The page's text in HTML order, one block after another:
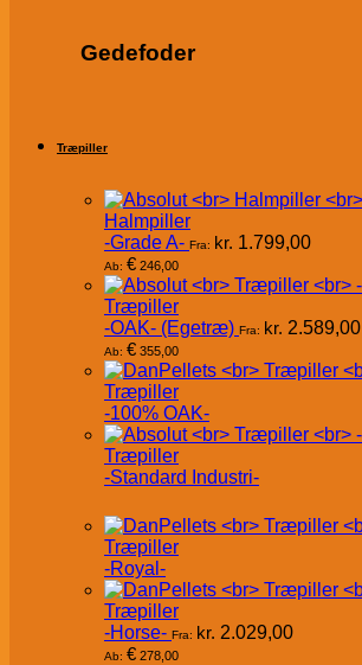
Gedefoder
Træpiller
Halmpiller
-Grade A- Fra: kr. 1.799,00
Ab: € 246,00
Træpiller
-OAK- (Egetræ) Fra: kr. 2.589,00
Ab: € 355,00
Træpiller
-100% OAK-
Træpiller
-Standard Industri-
Træpiller
-Royal-
Træpiller
-Horse- Fra: kr. 2.029,00
Ab: € 278,00